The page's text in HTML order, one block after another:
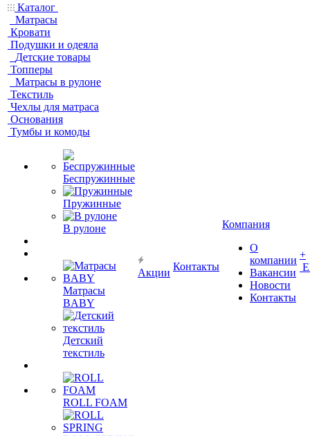
Каталог
Матрасы
Кровати
Подушки и одеяла
Детские товары
Топперы
Матрасы в рулоне
Текстиль
Чехлы для матраса
Основания
Тумбы и комоды
Беспружинные
Пружинные
В рулоне
Матрасы
BABY
Детский
текстиль
ROLL FOAM
Акции
Контакты
Компания
О
компании
Вакансии
Новости
Контакты
+